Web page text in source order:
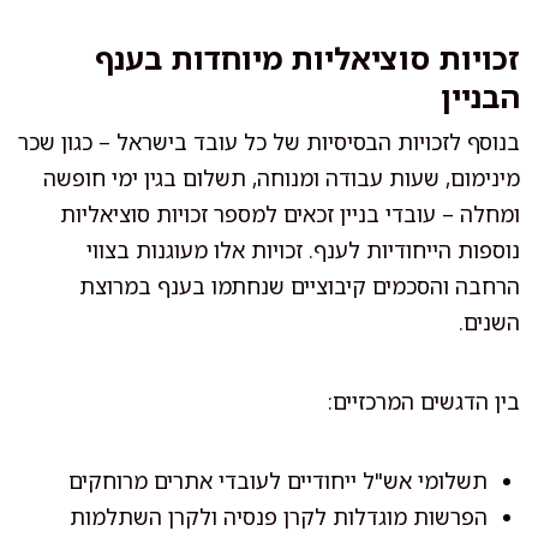
זכויות סוציאליות מיוחדות בענף
הבניין
בנוסף לזכויות הבסיסיות של כל עובד בישראל – כגון שכר
מינימום, שעות עבודה ומנוחה, תשלום בגין ימי חופשה
ומחלה – עובדי בניין זכאים למספר זכויות סוציאליות
נוספות הייחודיות לענף. זכויות אלו מעוגנות בצווי
הרחבה והסכמים קיבוציים שנחתמו בענף במרוצת
השנים.
בין הדגשים המרכזיים:
תשלומי אש"ל ייחודיים לעובדי אתרים מרוחקים
הפרשות מוגדלות לקרן פנסיה ולקרן השתלמות